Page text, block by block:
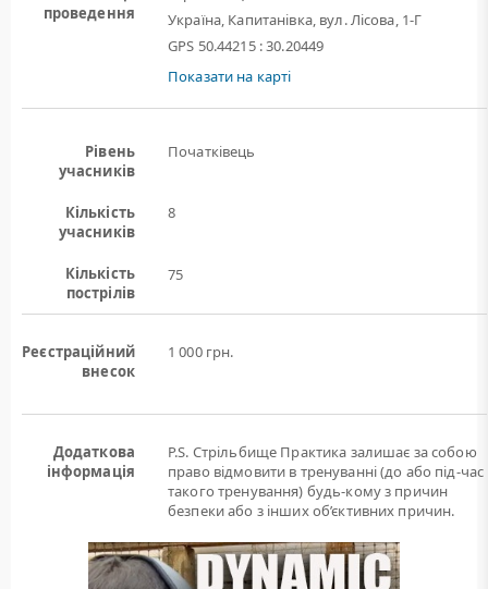
проведення
Україна, Капитанівка, вул. Лісова, 1-Г
GPS 50.44215 : 30.20449
Показати на карті
Рівень
учасників
Початківець
Кількість
учасників
8
Кількість
пострілів
75
Реєстраційний
внесок
1 000 грн.
Додаткова
інформація
P.S. Стрільбище Практика залишає за собою
право відмовити в тренуванні (до або під-час
такого тренування) будь-кому з причин
безпеки або з інших об’єктивних причин.